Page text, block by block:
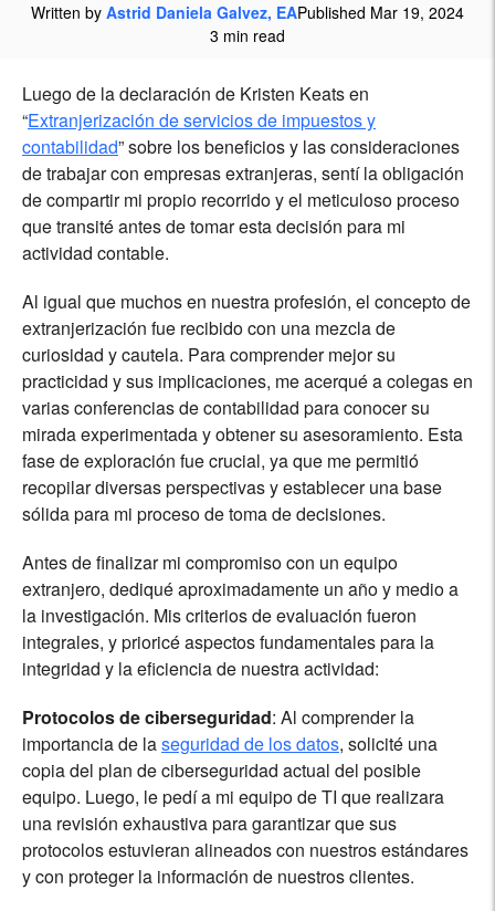
Written by Astrid Daniela Galvez, EAPublished Mar 19, 2024
3 min read
Luego de la declaración de Kristen Keats en
“Extranjerización de servicios de impuestos y
contabilidad” sobre los beneficios y las consideraciones
de trabajar con empresas extranjeras, sentí la obligación
de compartir mi propio recorrido y el meticuloso proceso
que transité antes de tomar esta decisión para mi
actividad contable.
Al igual que muchos en nuestra profesión, el concepto de
extranjerización fue recibido con una mezcla de
curiosidad y cautela. Para comprender mejor su
practicidad y sus implicaciones, me acerqué a colegas en
varias conferencias de contabilidad para conocer su
mirada experimentada y obtener su asesoramiento. Esta
fase de exploración fue crucial, ya que me permitió
recopilar diversas perspectivas y establecer una base
sólida para mi proceso de toma de decisiones.
Antes de finalizar mi compromiso con un equipo
extranjero, dediqué aproximadamente un año y medio a
la investigación. Mis criterios de evaluación fueron
integrales, y prioricé aspectos fundamentales para la
integridad y la eficiencia de nuestra actividad:
Protocolos de ciberseguridad: Al comprender la
importancia de laseguridad de los datos, solicité una
copia del plan de ciberseguridad actual del posible
equipo. Luego, le pedí a mi equipo de TI que realizara
una revisión exhaustiva para garantizar que sus
protocolos estuvieran alineados con nuestros estándares
y con proteger la información de nuestros clientes.